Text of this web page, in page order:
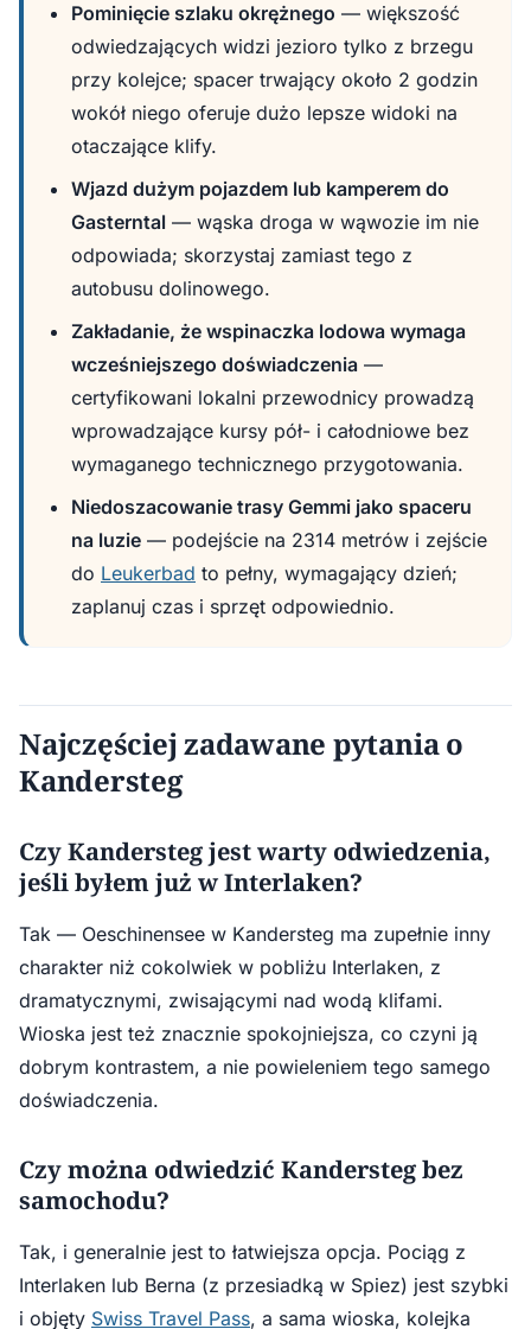
Pominięcie szlaku okrężnego — większość
odwiedzających widzi jezioro tylko z brzegu
przy kolejce; spacer trwający około 2 godzin
wokół niego oferuje dużo lepsze widoki na
otaczające klify.
Wjazd dużym pojazdem lub kamperem do
Gasterntal — wąska droga w wąwozie im nie
odpowiada; skorzystaj zamiast tego z
autobusu dolinowego.
Zakładanie, że wspinaczka lodowa wymaga
wcześniejszego doświadczenia —
certyfikowani lokalni przewodnicy prowadzą
wprowadzające kursy pół- i całodniowe bez
wymaganego technicznego przygotowania.
Niedoszacowanie trasy Gemmi jako spaceru
na luzie — podejście na 2314 metrów i zejście
do Leukerbad to pełny, wymagający dzień;
zaplanuj czas i sprzęt odpowiednio.
Najczęściej zadawane pytania o
Kandersteg
Czy Kandersteg jest warty odwiedzenia,
jeśli byłem już w Interlaken?
Tak — Oeschinensee w Kandersteg ma zupełnie inny
charakter niż cokolwiek w pobliżu Interlaken, z
dramatycznymi, zwisającymi nad wodą klifami.
Wioska jest też znacznie spokojniejsza, co czyni ją
dobrym kontrastem, a nie powieleniem tego samego
doświadczenia.
Czy można odwiedzić Kandersteg bez
samochodu?
Tak, i generalnie jest to łatwiejsza opcja. Pociąg z
Interlaken lub Berna (z przesiadką w Spiez) jest szybki
i objęty Swiss Travel Pass, a sama wioska, kolejka